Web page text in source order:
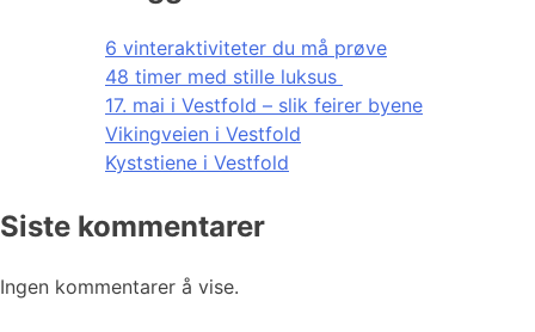
6 vinteraktiviteter du må prøve
48 timer med stille luksus
17. mai i Vestfold – slik feirer byene
Vikingveien i Vestfold
Kyststiene i Vestfold
Siste kommentarer
Ingen kommentarer å vise.